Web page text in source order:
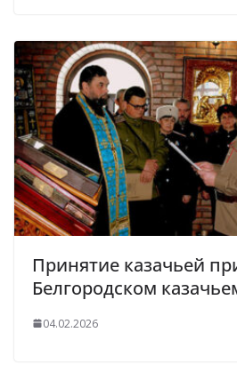
Принятие казачьей
Белгородском
04.02.2026